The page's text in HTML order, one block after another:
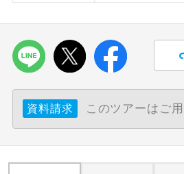
資料請求 このツアーはご
ご参加にあた
航空会社指定
利用航空会社
ホテル指定
ご紹介するホ
ス2席利用